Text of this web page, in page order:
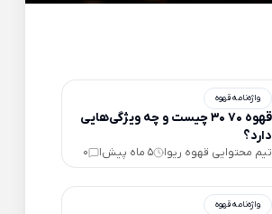
واژه‌نامه قهوه
قهوه 70 30 چیست و چه ویژگی‌هایی
دارد؟
تیم محتوایی قهوه ریو| 5 ماه پیش |
0
واژه‌نامه قهوه